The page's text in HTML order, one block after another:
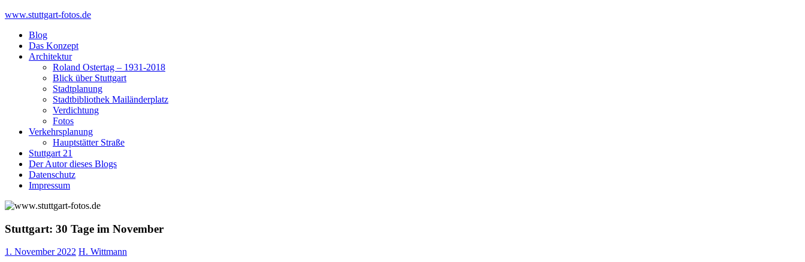
Skip
content
www.stuttgart-fotos.de
Blog
Das Konzept
Architektur
Roland Ostertag – 1931-2018
Blick über Stuttgart
Stadtplanung
Stadtbibliothek Mailänderplatz
Verdichtung
Fotos
Verkehrsplanung
Hauptstätter Straße
Stuttgart 21
Der Autor dieses Blogs
Datenschutz
Impressum
Stuttgart: 30 Tage im November
1. November 2022 H. Wittmann